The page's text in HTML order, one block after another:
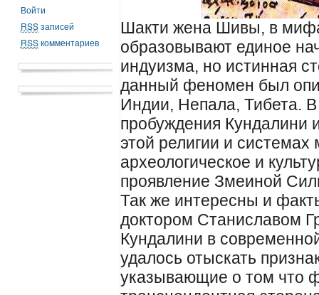
Войти
RSSзаписей
RSSкомментариев
Шакти жена Шивы, в
образовывают единое
индуизма, но истинная
данный феномен был
Индии, Непала, Тибета.
пробуждения Кундалини
этой религии и системах
археологическое и
проявление Змеиной
Так же интересны и
доктором Станиславом
Кундалини в
удалось отыскать
указывающие о том что